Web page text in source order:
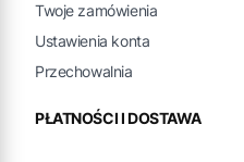
Twoje zamówienia
Ustawienia konta
Przechowalnia
PŁATNOŚCI I DOSTAWA